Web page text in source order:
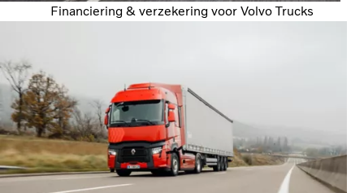
Financiering & verzekering voor Volvo Trucks